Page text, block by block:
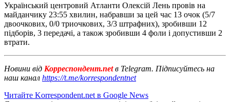
Український центровий Атланти Олексій Лень провів на
майданчику 23:55 хвилин, набравши за цей час 13 очок (5/7
двоочкових, 0/0 триочкових, 3/3 штрафних), зробивши 12
підборів, 3 передачі, а також зробивши 4 фоли і допустивши 2
втрати.
Новини від Корреспондент.netв Telegram. Підписуйтесь на
наш канал https://t.me/korrespondentnet
Читайте Korrespondent.net в Google News